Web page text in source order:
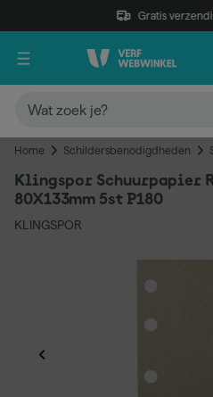
Gratis
Home Schildersbenodigdheden
Klingspor Schuurpapier
80X133mm 5st P180
KLINGSPOR